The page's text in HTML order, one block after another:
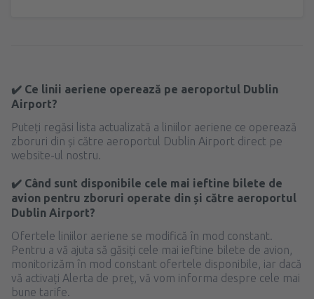
✔️ Ce linii aeriene operează pe aeroportul Dublin
Airport?
Puteți regăsi lista actualizată a liniilor aeriene ce operează
zboruri din și către aeroportul Dublin Airport direct pe
website-ul nostru.
✔️ Când sunt disponibile cele mai ieftine bilete de
avion pentru zboruri operate din și către aeroportul
Dublin Airport?
Ofertele liniilor aeriene se modifică în mod constant.
Pentru a vă ajuta să găsiți cele mai ieftine bilete de avion,
monitorizăm în mod constant ofertele disponibile, iar dacă
vă activați Alerta de preț, vă vom informa despre cele mai
bune tarife.